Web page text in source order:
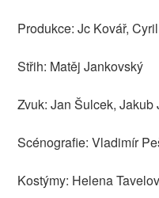
Produkce: Jc Kovář,
Střih: Matěj Jankovský
Zvuk: Jan Šulcek, Jakub
Scénografie: Vladimír
Kostýmy: Helena